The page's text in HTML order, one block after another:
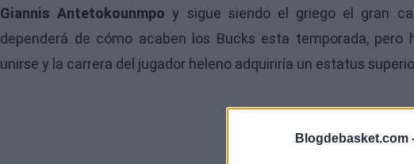
Blogdebasket.com
Giannis Antetokounmpo y sigue siendo el griego el gran
dependerá de cómo acaben los Bucks esta temporada,
unirse y la carrera del jugador heleno adquiriría un estatus